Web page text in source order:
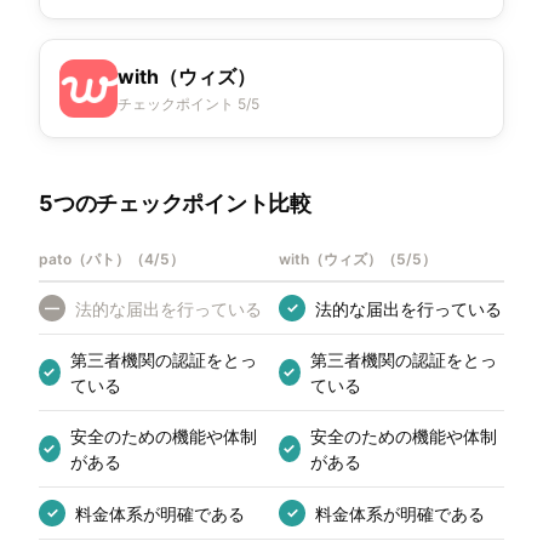
with（ウィズ）
チェックポイント 5/5
5つのチェックポイント比較
pato（パト） （4/5 ） with（ウィズ） （5/5 ）
— 法的な届出を行っている ✓ 法的な届出を行っている
✓
第三者機関の認証をとっ
ている
✓
第三者機関の認証をとっ
ている
✓
安全のための機能や体制
がある
✓
安全のための機能や体制
がある
✓ 料金体系が明確である ✓ 料金体系が明確である